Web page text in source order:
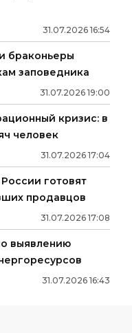
31.07.2026 16:54
браконьеры
заповедника
31.07.2026 19:00
кризис: в
человек
31.07.2026 17:04
готовят
продавцов
31.07.2026 17:08
выявлению
31.07.2026 16:43